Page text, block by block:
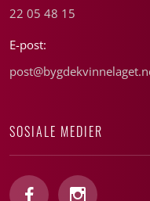
22 05 48 15
E-post:
SOSIALE MEDIER